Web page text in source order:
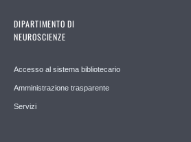
DIPARTIMENTO DI
NEUROSCIENZE
Accesso al sistema bibliotecario
Amministrazione trasparente
Servizi